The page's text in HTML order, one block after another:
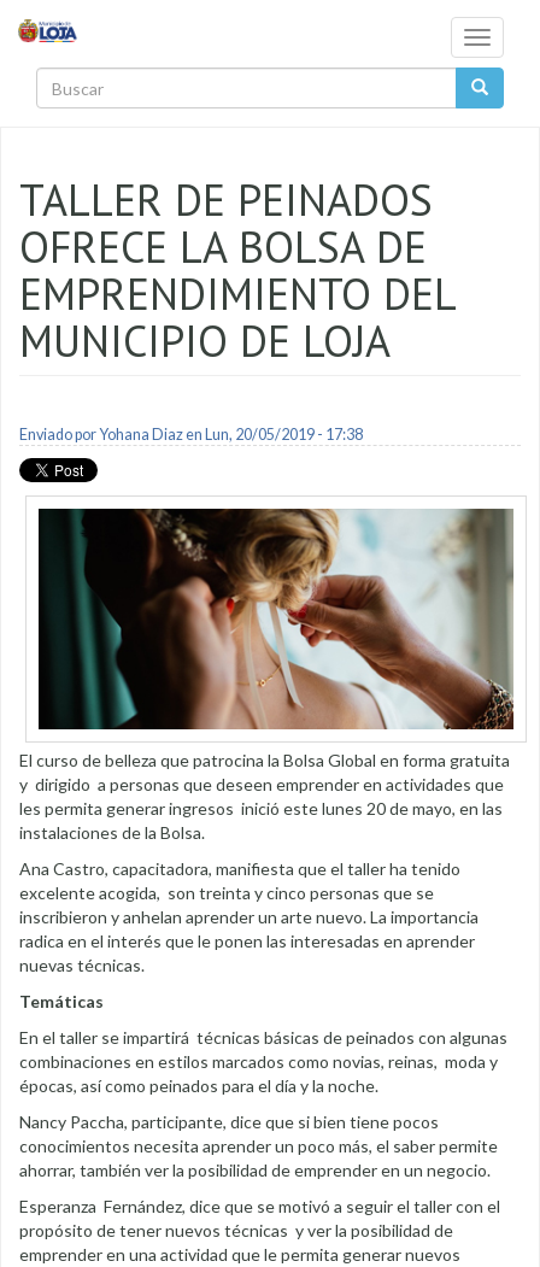
Toggle
TALLER DE PEINADOS
OFRECE LA BOLSA DE
EMPRENDIMIENTO DEL
MUNICIPIO DE LOJA
Enviado porYohana Diazen Lun, 20/05/2019 - 17:38
El curso de belleza que patrocina la Bolsa Global en forma gratuita
y dirigido a personas que deseen emprender en actividades que
les permita generar ingresos inició este lunes 20 de mayo, en las
instalaciones de la Bolsa.
Ana Castro, capacitadora, manifiesta que el taller ha tenido
excelente acogida, son treinta y cinco personas que se
inscribieron y anhelan aprender un arte nuevo. La importancia
radica en el interés que le ponen las interesadas en aprender
nuevas técnicas.
Temáticas
En el taller se impartirá técnicas básicas de peinados con algunas
combinaciones en estilos marcados como novias, reinas, moda y
épocas, así como peinados para el día y la noche.
Nancy Paccha, participante, dice que si bien tiene pocos
conocimientos necesita aprender un poco más, el saber permite
ahorrar, también ver la posibilidad de emprender en un negocio.
Esperanza Fernández, dice que se motivó a seguir el taller con el
propósito de tener nuevos técnicas y ver la posibilidad de
emprender en una actividad que le permita generar nuevos